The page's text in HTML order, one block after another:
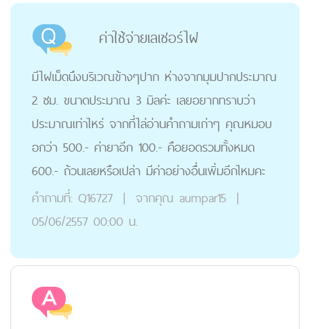
ค่าใช้จ่ายเลเซอร์ไฝ
มีไฝเม็ดนึงบริเวณข้างๆปาก ห่างจากมุมปากประมาณ
2 ซม. ขนาดประมาณ 3 มิลค่ะ เลยอยากทราบว่า
ประมาณเท่าไหร่ จากที่ไล่อ่านคำถามเก่าๆ คุณหมอบ
อกว่า 500.- ค่ายาอีก 100.- คือยอดรวมทั้งหมด
600.- ถ้วนเลยหรือเปล่า มีค่าอย่างอื่นเพิ่มอีกไหมคะ
คำถามที่: Q16727 | จากคุณ aumpar15 |
05/06/2557 00:00 น.